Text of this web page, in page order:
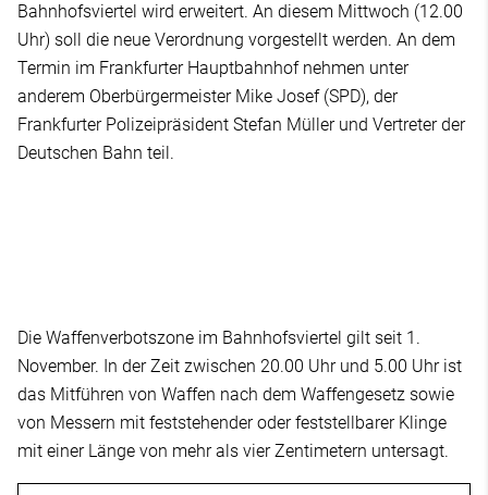
Bahnhofsviertel wird erweitert. An diesem Mittwoch (12.00
Uhr) soll die neue Verordnung vorgestellt werden. An dem
Termin im Frankfurter Hauptbahnhof nehmen unter
anderem Oberbürgermeister Mike Josef (SPD), der
Frankfurter Polizeipräsident Stefan Müller und Vertreter der
Deutschen Bahn teil.
Die Waffenverbotszone im Bahnhofsviertel gilt seit 1.
November. In der Zeit zwischen 20.00 Uhr und 5.00 Uhr ist
das Mitführen von Waffen nach dem Waffengesetz sowie
von Messern mit feststehender oder feststellbarer Klinge
mit einer Länge von mehr als vier Zentimetern untersagt.